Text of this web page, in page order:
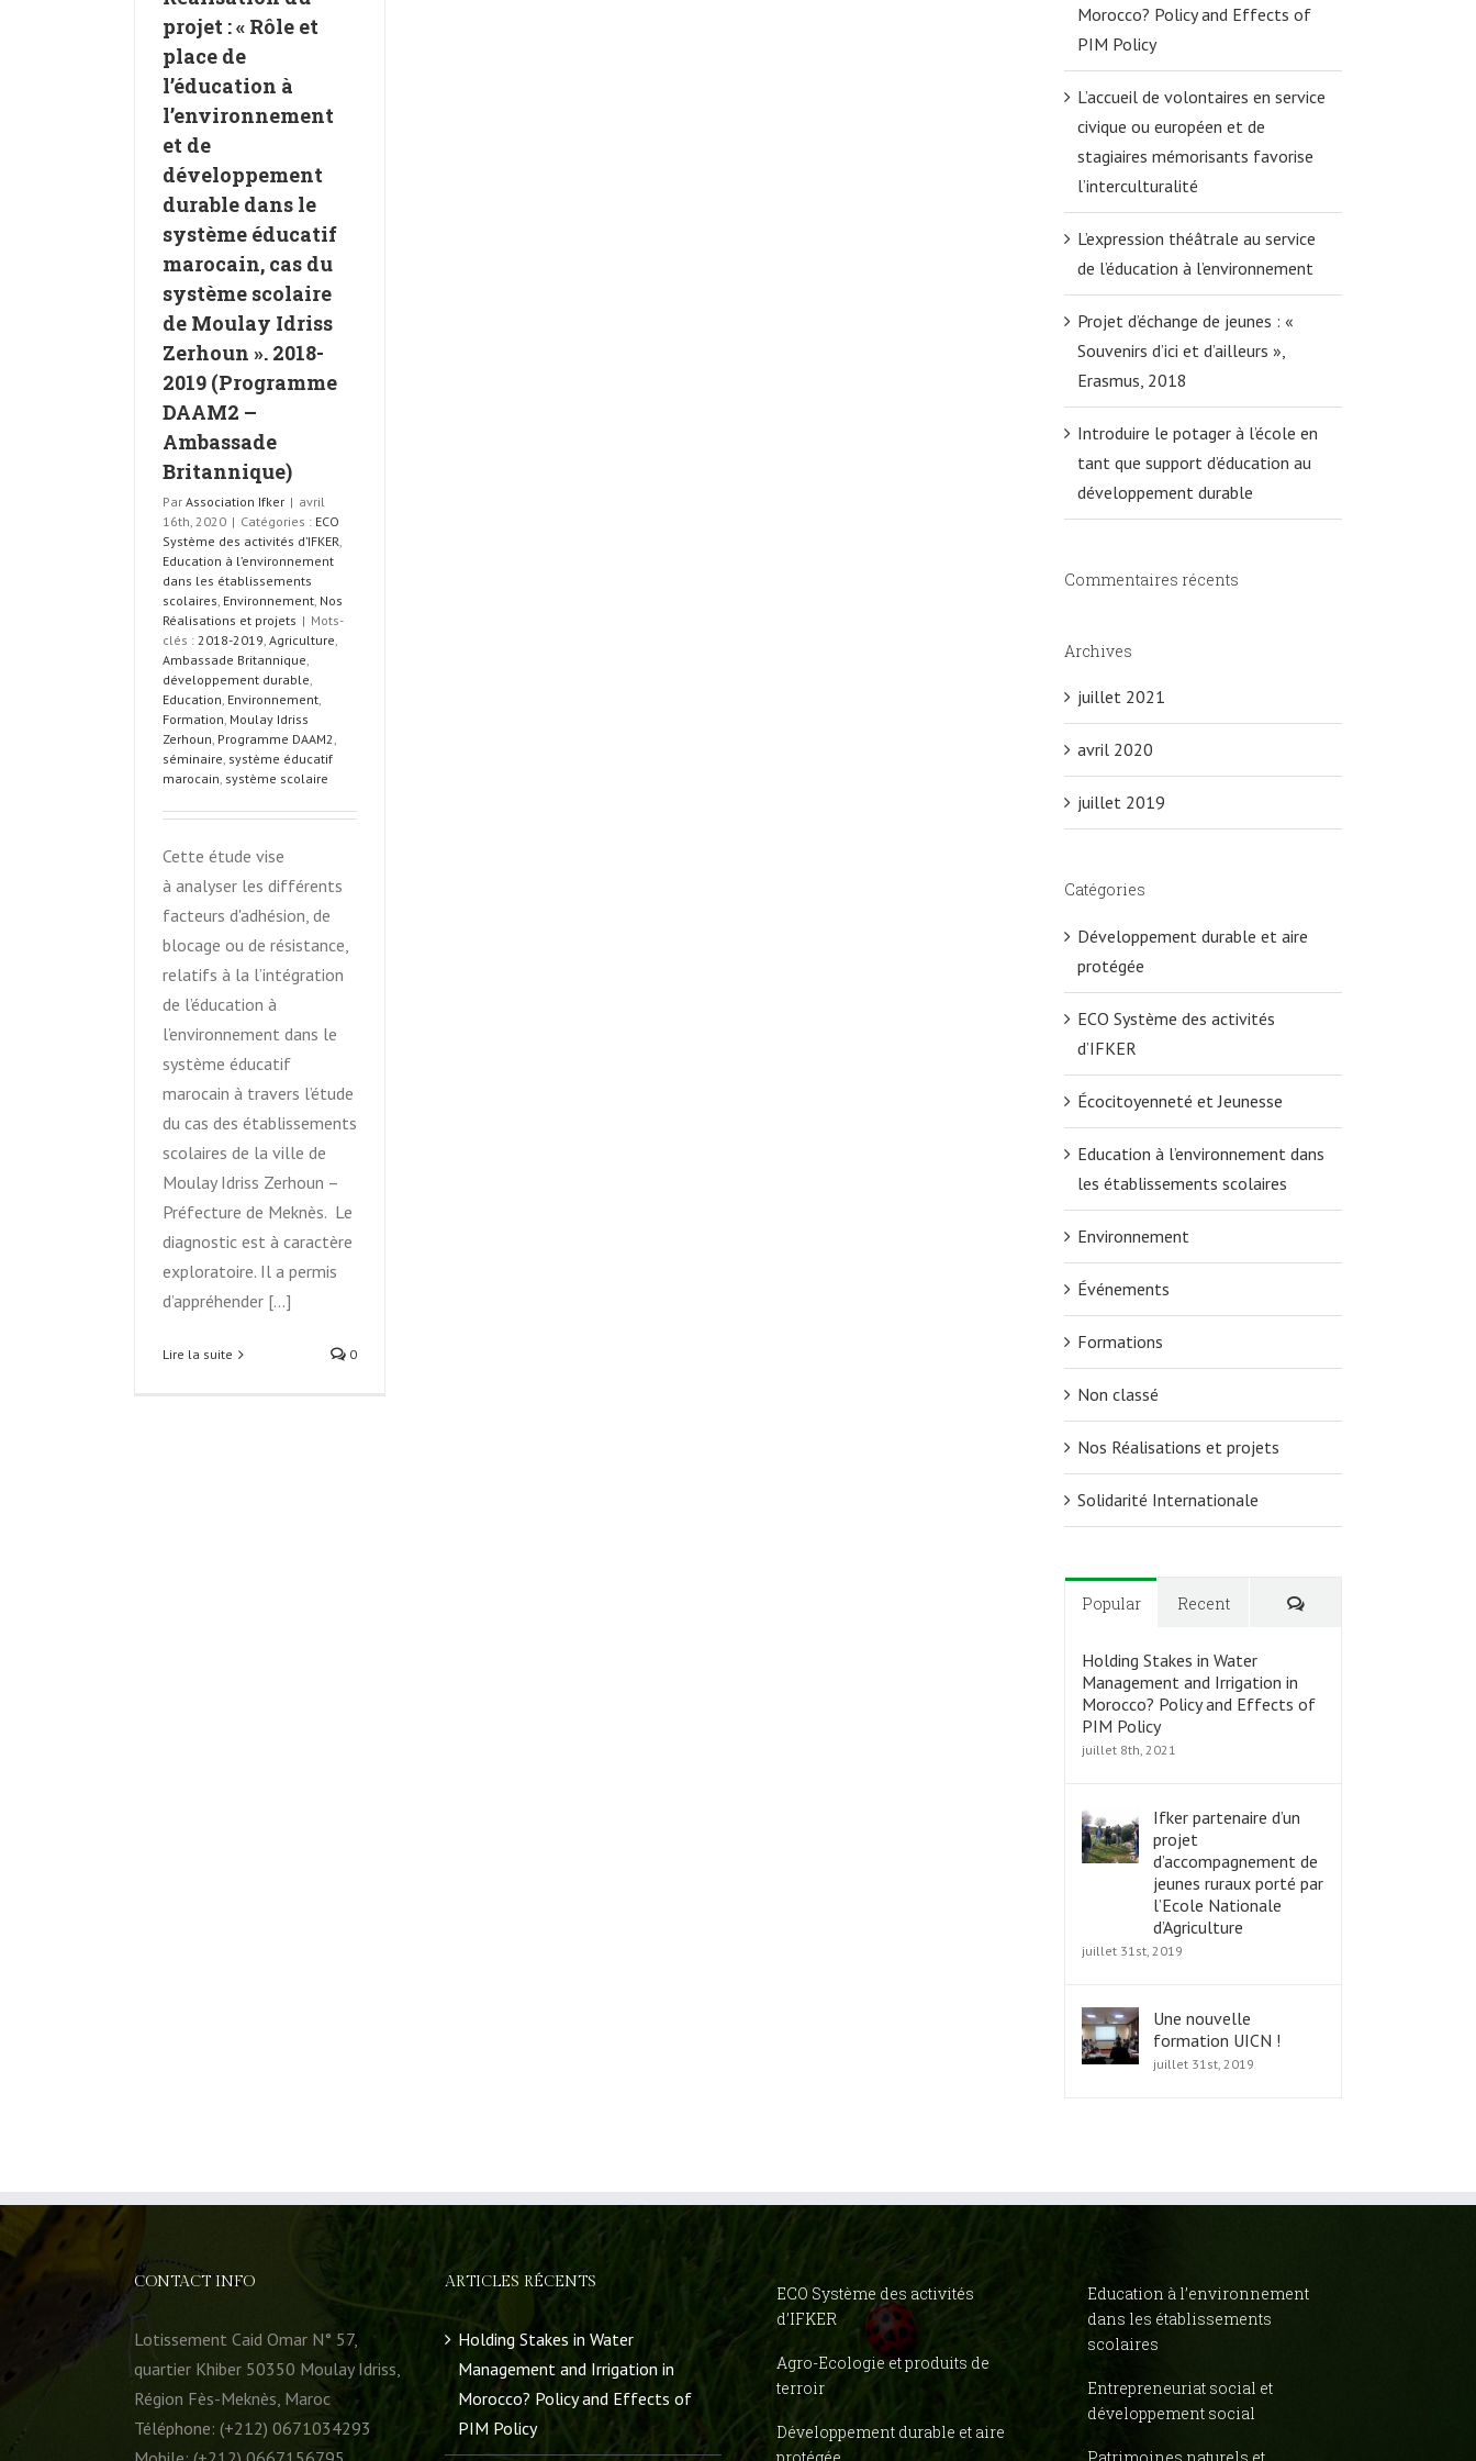
projet : « Rôle et
place de
l’éducation à
l’environnement
et de
développement
durable dans le
système éducatif
marocain, cas du
système scolaire
de Moulay Idriss
Zerhoun ». 2018-
2019 (Programme
DAAM2 –
Ambassade
Britannique)
Par Association Ifker | avril
16th, 2020 | Catégories : ECO
Système des activités d’IFKER
Education à l’environnement
dans les établissements
scolaires Environnement Nos
Réalisations et projets | Mots-
clés : 2018-2019 Agriculture
Ambassade Britannique
développement durable
Education Environnement
Formation Moulay Idriss
Zerhoun Programme DAAM2
séminaire système éducatif
marocain système scolaire
Cette étude vise
à analyser les différents
facteurs d'adhésion, de
blocage ou de résistance,
relatifs à la l’intégration
de l’éducation à
l’environnement dans le
système éducatif
marocain à travers l’étude
du cas des établissements
scolaires de la ville de
Moulay Idriss Zerhoun –
Préfecture de Meknès. Le
diagnostic est à caractère
exploratoire. Il a permis
d’appréhender [...]
Lire la suite 0
Morocco? Policy and Effects of
PIM Policy
L’accueil de volontaires en service
civique ou européen et de
stagiaires mémorisants favorise
l’interculturalité
L’expression théâtrale au service
de l’éducation à l’environnement
Projet d’échange de jeunes : «
Souvenirs d’ici et d’ailleurs »,
Erasmus, 2018
Introduire le potager à l’école en
tant que support d’éducation au
développement durable
Commentaires récents
Archives
juillet 2021
avril 2020
juillet 2019
Catégories
Développement durable et aire
protégée
ECO Système des activités
d’IFKER
Écocitoyenneté et Jeunesse
Education à l’environnement dans
les établissements scolaires
Environnement
Événements
Formations
Non classé
Nos Réalisations et projets
Solidarité Internationale
Popular Recent Commentaires
Holding Stakes in Water
Management and Irrigation in
Morocco? Policy and Effects of
PIM Policy
juillet 8th, 2021
Ifker partenaire d’un
projet
d’accompagnement de
jeunes ruraux porté par
l’Ecole Nationale
d’Agriculture
juillet 31st, 2019
Une nouvelle
formation UICN !
juillet 31st, 2019
CONTACT INFO
Lotissement Caid Omar N° 57,
quartier Khiber 50350 Moulay Idriss,
Région Fès-Meknès, Maroc
Téléphone: (+212) 0671034293
ARTICLES RÉCENTS
Holding Stakes in Water
Management and Irrigation in
Morocco? Policy and Effects of
PIM Policy
ECO Système des activités
d’IFKER
Agro-Ecologie et produits de
terroir
Développement durable et aire
Education à l’environnement
dans les établissements
scolaires
Entrepreneuriat social et
développement social